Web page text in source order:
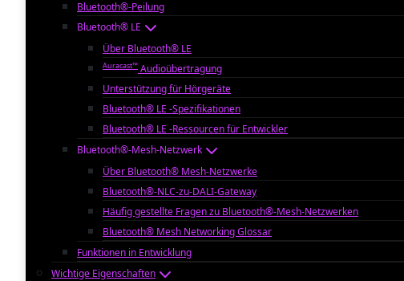
Bluetooth®-Peilung
Bluetooth® LE
Über Bluetooth® LE
Auracast™ Audioübertragung
Unterstützung für Hörgeräte
Bluetooth® LE -Spezifikationen
Bluetooth® LE -Ressourcen für Entwickler
Bluetooth®-Mesh-Netzwerk
Über Bluetooth® Mesh-Netzwerke
Bluetooth®-NLC-zu-DALI-Gateway
Häufig gestellte Fragen zu Bluetooth®-Mesh-Netzwerken
Bluetooth® Mesh Networking Glossar
Funktionen in Entwicklung
Wichtige Eigenschaften